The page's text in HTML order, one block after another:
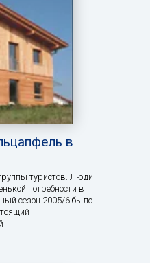
в
туристов. Люди
потребности в
сезон 2005/6 было